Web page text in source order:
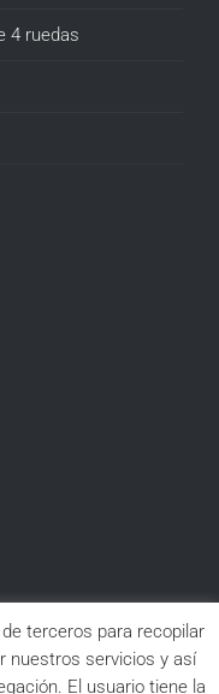
4 ruedas
terceros para recopilar
nuestros servicios y así
El usuario tiene la